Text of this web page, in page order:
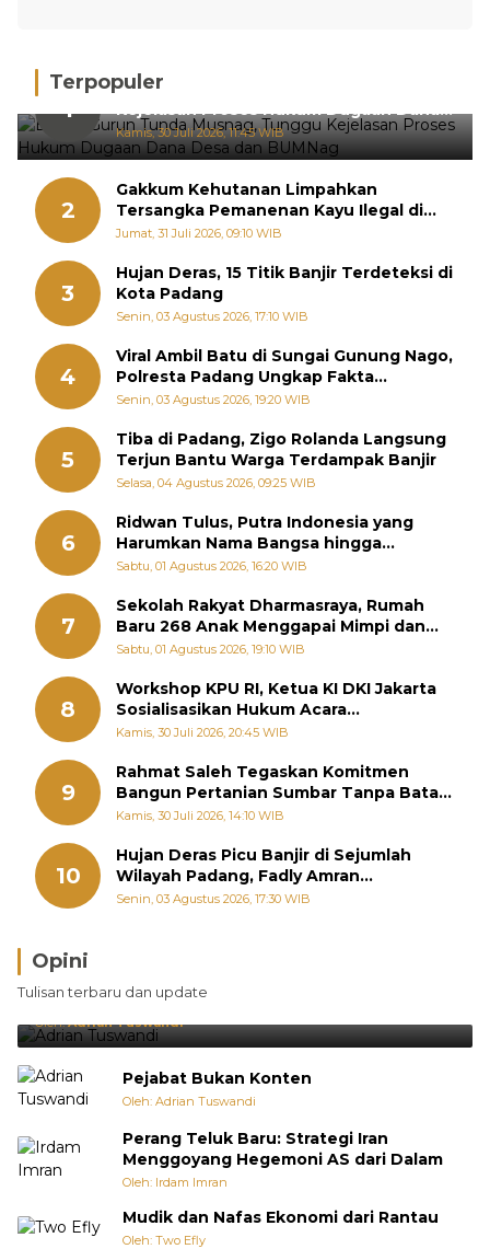
Terpopuler
1
BPRN Gurun Tunda Musnag, Tunggu
Kejelasan Proses Hukum Dugaan Dana
Desa dan BUMNag
Kamis, 30 Juli 2026, 11:45 WIB
2
Gakkum Kehutanan Limpahkan
Tersangka Pemanenan Kayu Ilegal di
Sariak Bayang ke Kejari Solok
Jumat, 31 Juli 2026, 09:10 WIB
3
Hujan Deras, 15 Titik Banjir Terdeteksi di
Kota Padang
Senin, 03 Agustus 2026, 17:10 WIB
4
Viral Ambil Batu di Sungai Gunung Nago,
Polresta Padang Ungkap Fakta
Sebenarnya
Senin, 03 Agustus 2026, 19:20 WIB
5
Tiba di Padang, Zigo Rolanda Langsung
Terjun Bantu Warga Terdampak Banjir
Selasa, 04 Agustus 2026, 09:25 WIB
6
Ridwan Tulus, Putra Indonesia yang
Harumkan Nama Bangsa hingga
Diabadikan dalam Buku Jepang
Sabtu, 01 Agustus 2026, 16:20 WIB
7
Sekolah Rakyat Dharmasraya, Rumah
Baru 268 Anak Menggapai Mimpi dan
Memutus Rantai Kemiskinan
Sabtu, 01 Agustus 2026, 19:10 WIB
8
Workshop KPU RI, Ketua KI DKI Jakarta
Sosialisasikan Hukum Acara
Penyelesaian Sengketa Informasi Publik
Kamis, 30 Juli 2026, 20:45 WIB
9
Rahmat Saleh Tegaskan Komitmen
Bangun Pertanian Sumbar Tanpa Batas
Wilayah Dapil
Kamis, 30 Juli 2026, 14:10 WIB
10
Hujan Deras Picu Banjir di Sejumlah
Wilayah Padang, Fadly Amran
Perintahkan OPD Siaga
Senin, 03 Agustus 2026, 17:30 WIB
Opini
Tulisan terbaru dan update
Brasil Lebih Diunggulkan, tetapi Jepang Selalu
Punya Cara Membuat Kejutan
Oleh:Adrian Tuswandi
Pejabat Bukan Konten
Oleh: Adrian Tuswandi
Perang Teluk Baru: Strategi Iran
Menggoyang Hegemoni AS dari Dalam
Oleh: Irdam Imran
Mudik dan Nafas Ekonomi dari Rantau
Oleh: Two Efly